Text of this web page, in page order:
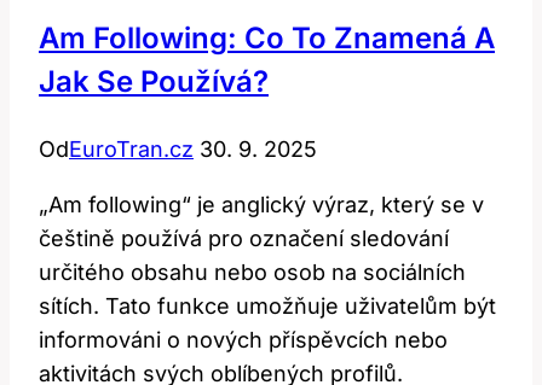
Am Following: Co To Znamená A
Jak Se Používá?
OdEuroTran.cz 30. 9. 2025
„Am following“ je anglický výraz, který se v
češtině používá pro označení sledování
určitého obsahu nebo osob na sociálních
sítích. Tato funkce umožňuje uživatelům být
informováni o nových příspěvcích nebo
aktivitách svých oblíbených profilů.